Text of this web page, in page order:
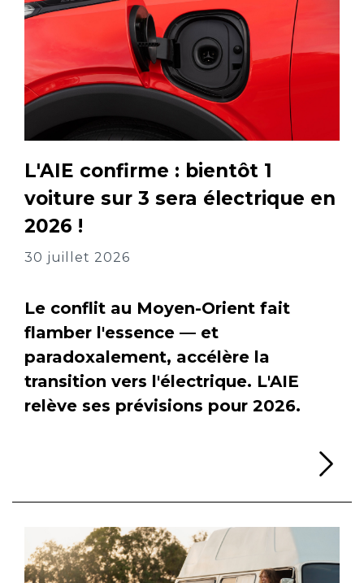
L'AIE confirme : bientôt 1
voiture sur 3 sera électrique en
2026 !
30 juillet 2026
Le conflit au Moyen-Orient fait
flamber l'essence — et
paradoxalement, accélère la
transition vers l'électrique. L'AIE
relève ses prévisions pour 2026.